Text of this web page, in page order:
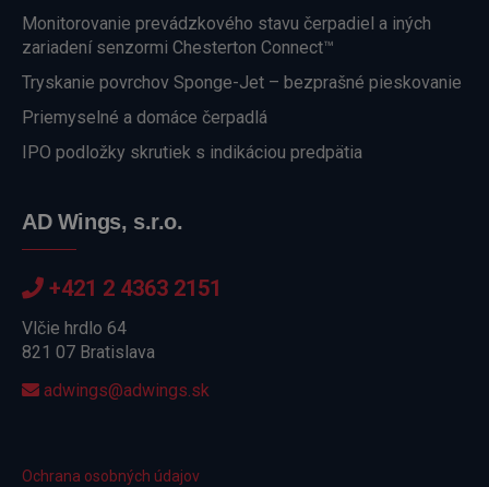
Monitorovanie prevádzkového stavu čerpadiel a iných
zariadení senzormi Chesterton Connect™
Tryskanie povrchov Sponge-Jet – bezprašné pieskovanie
Priemyselné a domáce čerpadlá
IPO podložky skrutiek s indikáciou predpätia
AD Wings, s.r.o.
+421 2 4363 2151
Vlčie hrdlo 64
821 07 Bratislava
adwings@adwings.sk
Ochrana osobných údajov